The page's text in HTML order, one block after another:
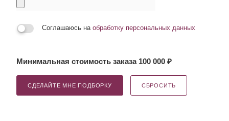
Соглашаюсь на обработку персональных данных
Минимальная стоимость заказа 100 000 ₽
СДЕЛАЙТЕ МНЕ ПОДБОРКУ СБРОСИТЬ